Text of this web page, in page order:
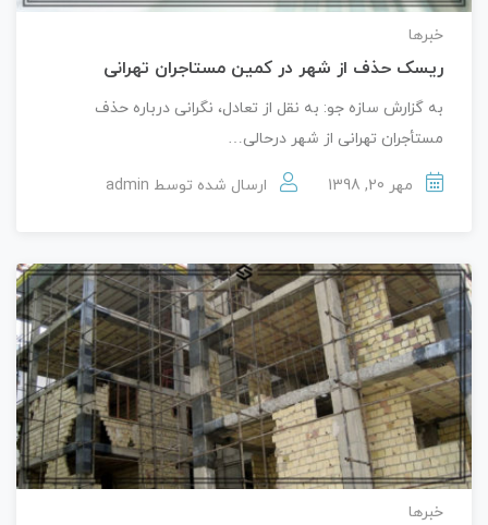
خبرها
ریسک حذف از شهر در کمین مستاجران تهرانی
به گزارش سازه جو: به نقل از تعادل، نگرانی درباره حذف
مستأجران تهرانی از شهر درحالی…
مهر 20, 1398 ارسال شده توسط admin
خبرها